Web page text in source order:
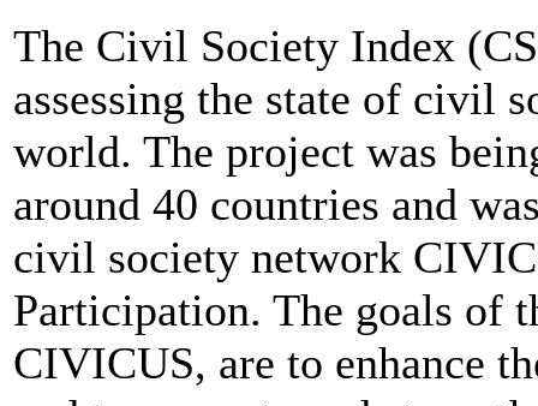
The Civil Society Index
assessing the state of civil
world. The project was
around 40 countries and
civil society network
Participation. The goals of
CIVICUS, are to enhance